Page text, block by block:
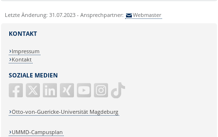
Letzte Änderung: 31.07.2023 - Ansprechpartner: Webmaster
SOZIALE MEDIEN
Otto-von-Guericke-Universität Magdeburg
KONTAKT
Impressum
Kontakt
UMMD-Campusplan